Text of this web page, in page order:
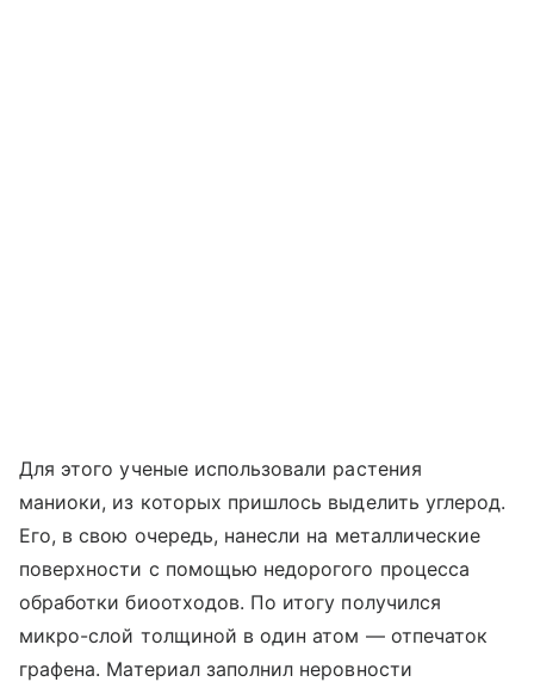
Для этого ученые использовали растения
маниоки, из которых пришлось выделить углерод.
Его, в свою очередь, нанесли на металлические
поверхности с помощью недорогого процесса
обработки биоотходов. По итогу получился
микро-слой толщиной в один атом — отпечаток
графена. Материал заполнил неровности